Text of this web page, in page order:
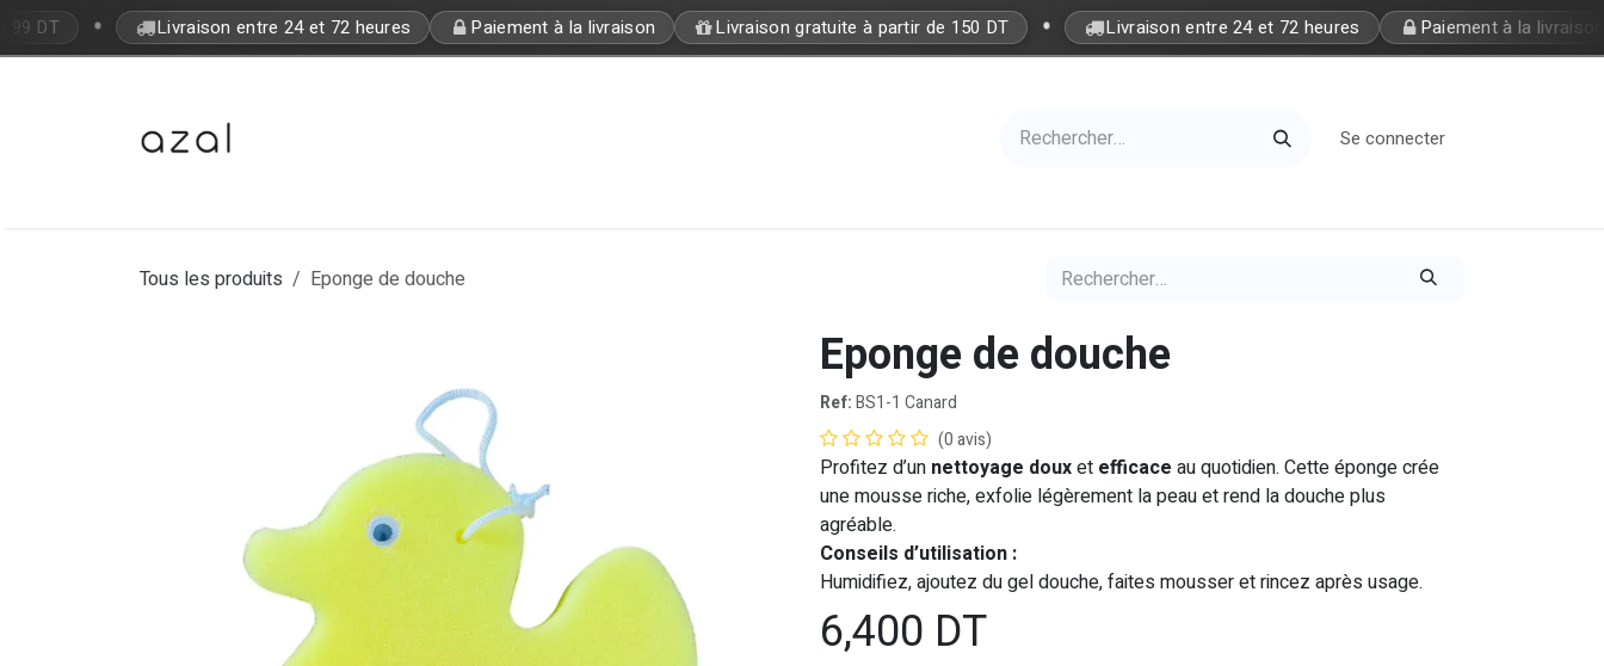
Se rendre au contenu
DT Livraison entre 24 et 72 heures Paiement à la livraison Livraison gratuite à partir de 150 DT Livraison entre 24 et 72 heures Paiement à la livraison
Se connecter
Tous les produits Eponge de douche
Eponge de douche
Ref:BS1-1 Canard
(0 avis)
Profitez d’un nettoyage douxet efficace au quotidien. Cette éponge crée
une mousse riche, exfolie légèrement la peau et rend la douche plus
agréable.
Conseils d’utilisation :
Humidifiez, ajoutez du gel douche, faites mousser et rincez après usage.
6,400 DT